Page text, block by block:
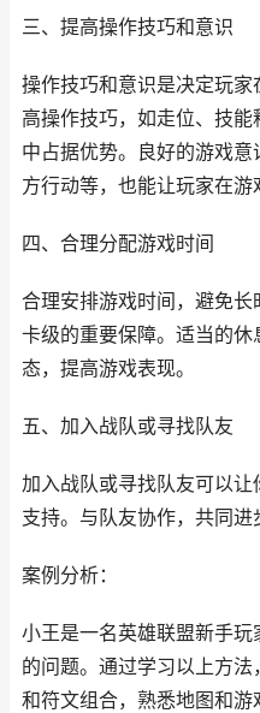
三、提高操作技巧和意识
操作技巧和意识是决定玩
高操作技巧，如走位、技
中占据优势。良好的游戏
方行动等，也能让玩家在游
四、合理分配游戏时间
合理安排游戏时间，避免
卡级的重要保障。适当的
态，提高游戏表现。
五、加入战队或寻找队友
加入战队或寻找队友可以
支持。与队友协作，共同进
案例分析：
小王是一名英雄联盟新手
的问题。通过学习以上方
和符文组合，熟悉地图和